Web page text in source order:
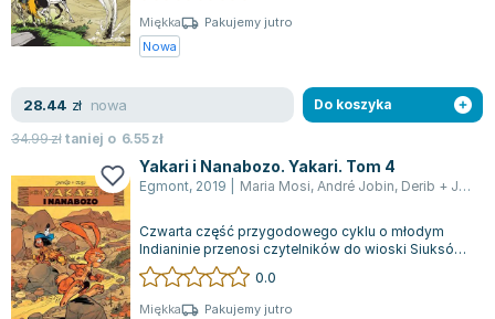
Miękka
Pakujemy jutro
Nowa
28.44 zł nowa
34.99złtaniej o 6.55zł
Do koszyka
Yakari i Nanabozo. Yakari. Tom 4
Egmont, 2019 Maria Mosi, André Jobin, Derib + Job
Czwarta część przygodowego cyklu o młodym
Indianinie przenosi czytelników do wioski Siuksów,
gdzie niespodziewanie zjawia się podr...
0.0
Miękka
Pakujemy jutro